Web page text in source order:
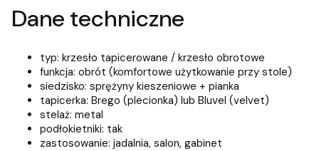
Dane techniczne
typ: krzesło tapicerowane / krzesło obrotowe
funkcja: obrót (komfortowe użytkowanie przy stole)
siedzisko: sprężyny kieszeniowe + pianka
tapicerka: Brego (plecionka) lub Bluvel (velvet)
stelaż: metal
podłokietniki: tak
zastosowanie: jadalnia, salon, gabinet